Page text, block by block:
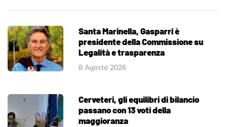
Santa Marinella, Gasparri è
presidente della Commissione su
Legalità e trasparenza
8 Agosto 2026
Cerveteri, gli equilibri di bilancio
passano con 13 voti della
maggioranza